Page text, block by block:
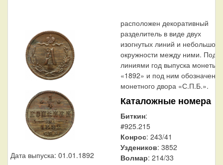
Дата выпуска: 01.01.1892
расположен декоративный
разделитель в виде двух
изогнутых линий и небольшой
окружности между ними. Под
линиями год выпуска монеты
«1892» и под ним обозначение
монетного двора «С.П.Б.».
Каталожные номера
Биткин:
#925.215
Конрос: 243/41
Уздеников: 3852
Волмар: 214/33